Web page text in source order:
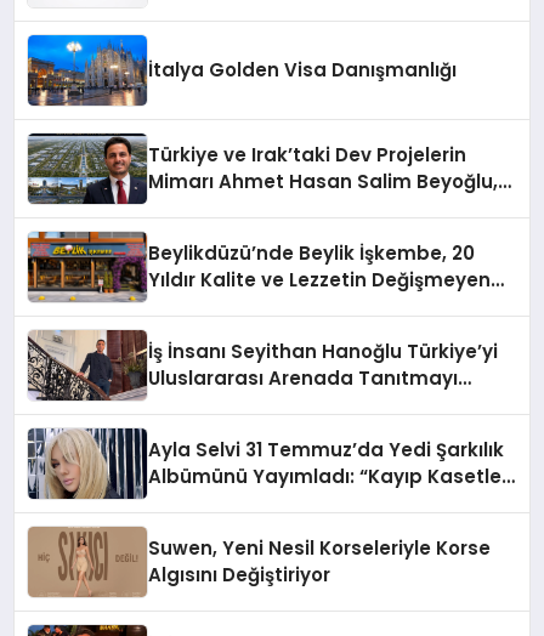
İtalya Golden Visa Danışmanlığı
Türkiye ve Irak’taki Dev Projelerin
Mimarı Ahmet Hasan Salim Beyoğlu,
Hayata Geçirecek
Beylikdüzü’nde Beylik İşkembe, 20
Yıldır Kalite ve Lezzetin Değişmeyen
İş İnsanı Seyithan Hanoğlu Türkiye’yi
Uluslararası Arenada Tanıtmayı
Ayla Selvi 31 Temmuz’da Yedi Şarkılık
Albümünü Yayımladı: “Kayıp Kasetler
Suwen, Yeni Nesil Korseleriyle Korse
Algısını Değiştiriyor